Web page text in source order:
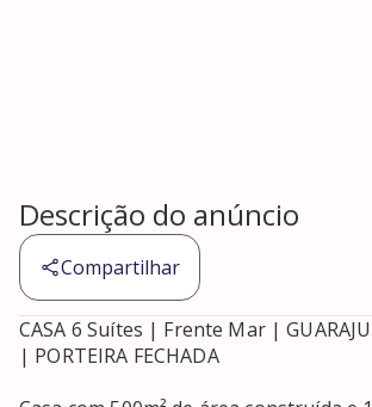
Descrição do anúncio
Compartilhar
CASA 6 Suítes | Frente Mar |
| PORTEIRA FECHADA